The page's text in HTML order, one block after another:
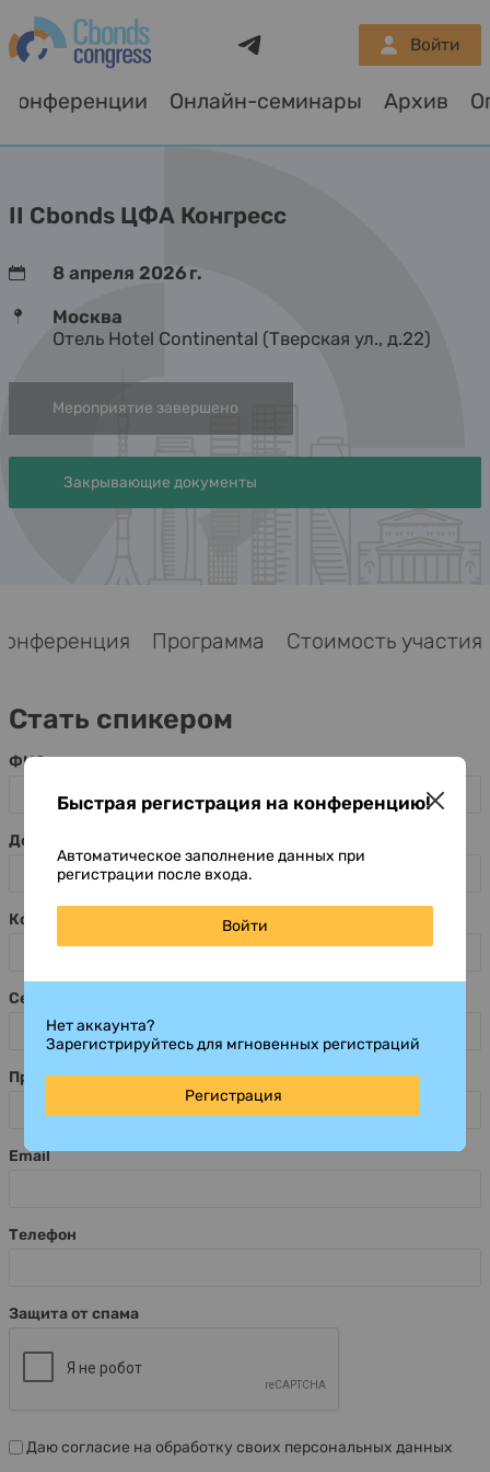
Конференции Онлайн-семинары Архив
Войти
II Cbonds ЦФА Конгресс
8 апреля 2026 г.
Москва
Отель Hotel Continental (Тверская ул., д.22)
Мероприятие завершено
Закрывающие документы
Программа Стоимость участия
Стать спикером
ФИО
Должность
Компания
Секция для выступления
Предполагаемая тема выступления
Email
Телефон
Защита от спама
Даю согласие на обработку своих персональных данных
Быстрая регистрация на конференцию!
Автоматическое заполнение данных при
регистрации после входа.
Войти
Нет аккаунта?
Зарегистрируйтесь для мгновенных регистраций
Регистрация